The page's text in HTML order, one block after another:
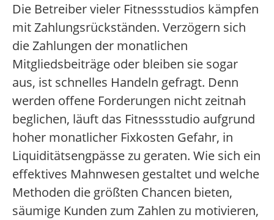
Die Betreiber vieler Fitnessstudios kämpfen
mit Zahlungsrückständen. Verzögern sich
die Zahlungen der monatlichen
Mitgliedsbeiträge oder bleiben sie sogar
aus, ist schnelles Handeln gefragt. Denn
werden offene Forderungen nicht zeitnah
beglichen, läuft das Fitnessstudio aufgrund
hoher monatlicher Fixkosten Gefahr, in
Liquiditätsengpässe zu geraten. Wie sich ein
effektives Mahnwesen gestaltet und welche
Methoden die größten Chancen bieten,
säumige Kunden zum Zahlen zu motivieren,